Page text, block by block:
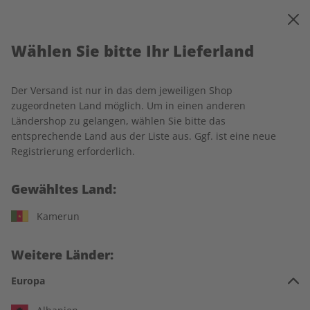
Ihr Warenkorb ist leer
Es befinden sich noch keine Artikel im Warenkorb.
Weiter einkaufen
In jeder Ausgabe spannende Einblicke und aktuelle Berichte
Wählen Sie bitte Ihr Lieferland
Der Versand ist nur in das dem jeweiligen Shop
zugeordneten Land möglich. Um in einen anderen
Ländershop zu gelangen, wählen Sie bitte das
entsprechende Land aus der Liste aus. Ggf. ist eine neue
Registrierung erforderlich.
Gewähltes Land:
Kamerun
Weitere Länder:
Europa